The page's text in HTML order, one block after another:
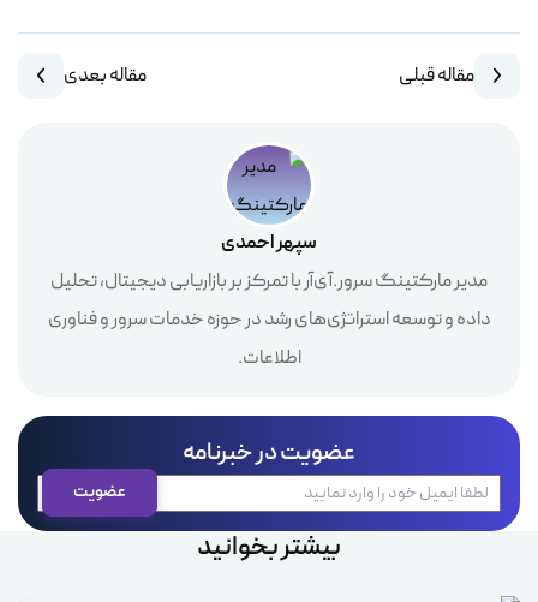
مقاله قبلی مقاله بعدی
سپهر احمدی
مدیر مارکتینگ سرور.آی‌آر با تمرکز بر بازاریابی دیجیتال، تحلیل
داده و توسعه استراتژی‌های رشد در حوزه خدمات سرور و فناوری
اطلاعات.
عضویت در خبرنامه
بیشتر بخوانید